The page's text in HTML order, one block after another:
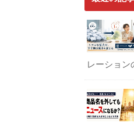
レーション